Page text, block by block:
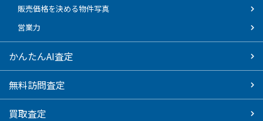
販売価格を決める物件写真
営業力
かんたんAI査定
無料訪問査定
買取査定